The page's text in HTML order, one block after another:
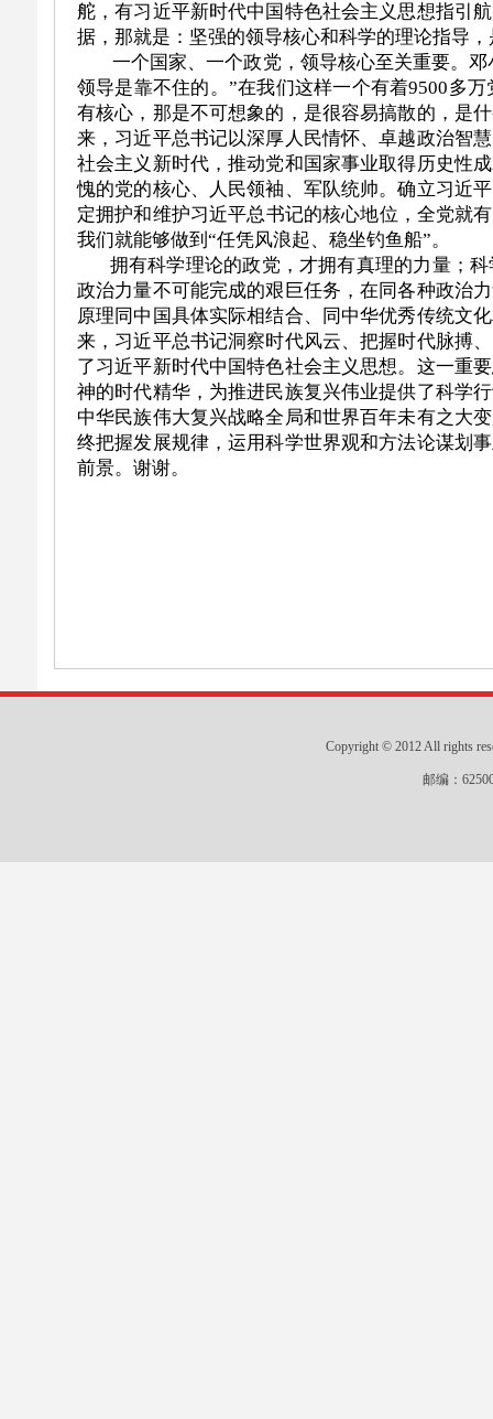
舵，有习近平新时代中国特色社会主义思想指引
据，那就是：坚强的领导核心和科学的理论指导
一个国家、一个政党，领导核心至关重要。邓
领导是靠不住的。”在我们这样一个有着9500多
有核心，那是不可想象的，是很容易搞散的，是
来，习近平总书记以深厚人民情怀、卓越政治智
社会主义新时代，推动党和国家事业取得历史性
愧的党的核心、人民领袖、军队统帅。确立习近
定拥护和维护习近平总书记的核心地位，全党就
我们就能够做到“任凭风浪起、稳坐钓鱼船”。
拥有科学理论的政党，才拥有真理的力量；科
政治力量不可能完成的艰巨任务，在同各种政治
原理同中国具体实际相结合、同中华优秀传统文
来，习近平总书记洞察时代风云、把握时代脉搏
了习近平新时代中国特色社会主义思想。这一重
神的时代精华，为推进民族复兴伟业提供了科学
中华民族伟大复兴战略全局和世界百年未有之大
终把握发展规律，运用科学世界观和方法论谋划
前景。谢谢。
Copyright © 2012 All rights
邮编：